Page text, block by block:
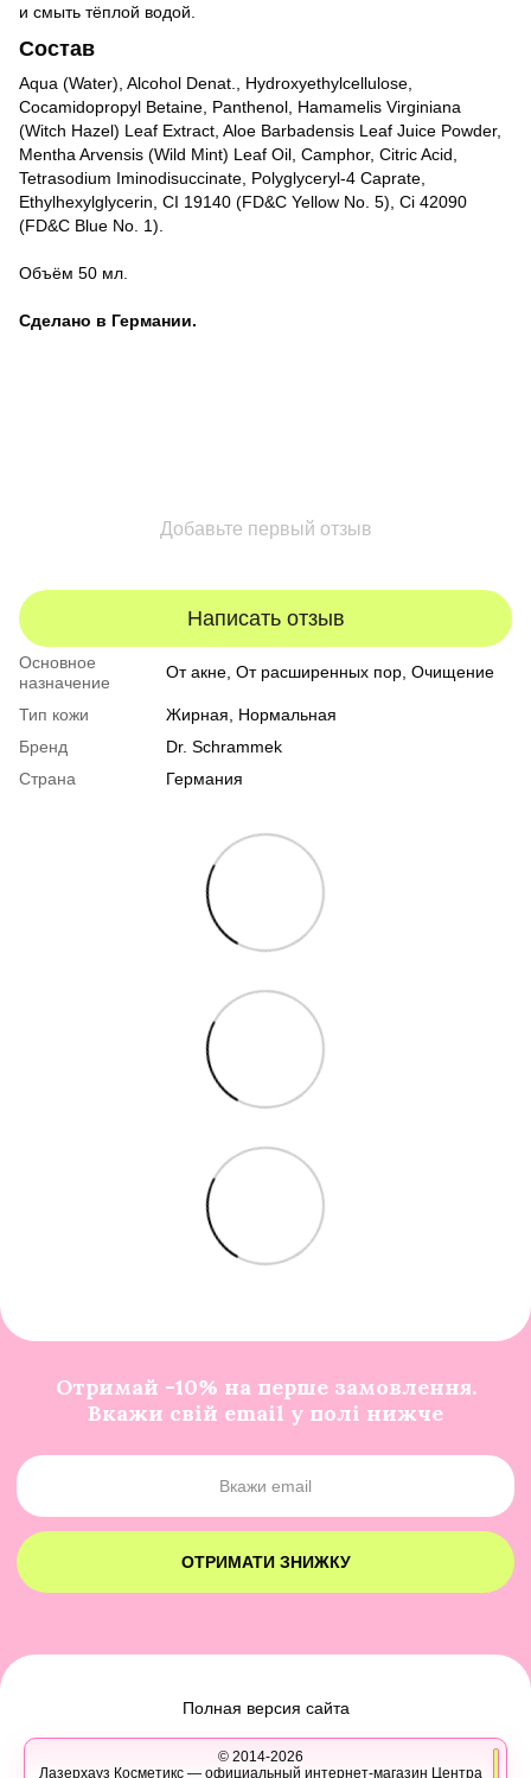
и смыть тёплой водой.
Состав
Aqua (Water), Alcohol Denat., Hydroxyethylcellulose,
Cocamidopropyl Betaine, Panthenol, Hamamelis Virginiana
(Witch Hazel) Leaf Extract, Aloe Barbadensis Leaf Juice Powder,
Mentha Arvensis (Wild Mint) Leaf Oil, Camphor, Citric Acid,
Tetrasodium Iminodisuccinate, Polyglyceryl-4 Caprate,
Ethylhexylglycerin, CI 19140 (FD&C Yellow No. 5), Ci 42090
(FD&C Blue No. 1).
Объём 50 мл.
Сделано в Германии.
Добавьте первый отзыв
Написать отзыв
Основное
назначение
От акне, От расширенных пор, Очищение
Тип кожи Жирная, Нормальная
Бренд
Dr. Schrammek
Страна
Германия
Отримай -10% на перше замовлення.
Вкажи свій email у полі нижче
ОТРИМАТИ ЗНИЖКУ
Полная версия сайта
© 2014-2026
Лазерхауз Косметикс — официальный интернет-магазин Центра